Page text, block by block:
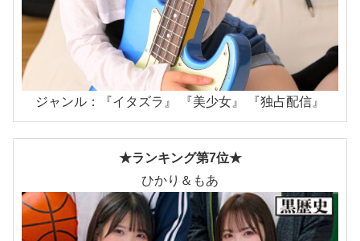
ジャンル：『イタズラ』 『美少女』 『独占配信』
★ランキング第7位★
ひかり＆もあ